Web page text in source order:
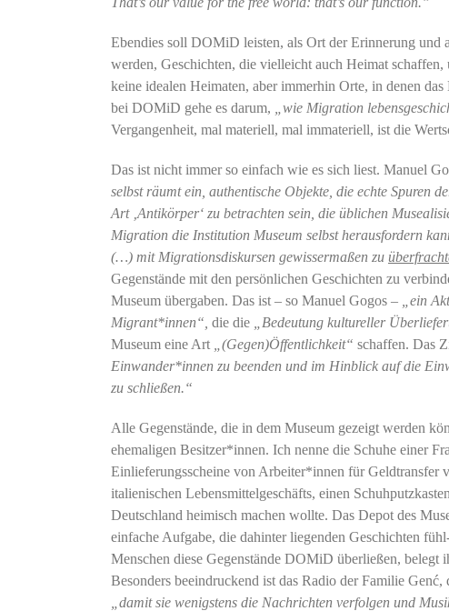
Ebendies soll DOMiD leisten, als Ort der Erinnerung und
werden, Geschichten, die vielleicht auch Heimat
keine idealen Heimaten, aber immerhin Orte, in denen
bei DOMiD gehe es darum, „wie Migration
Vergangenheit, mal materiell, mal immateriell, ist die
Das ist nicht immer so einfach wie es sich liest. Manuel
selbst räumt ein, authentische Objekte, die echte Spuren
Art ‚Antikörper‘ zu betrachten sein, die üblichen
Migration die Institution Museum selbst herausfordern
(…) mit Migrationsdiskursen gewissermaßen zu
Gegenstände mit den persönlichen Geschichten zu
Museum übergaben. Das ist – so Manuel Gogos – „ein
Migrant*innen“, die die „Bedeutung kultureller
Museum eine Art „(Gegen)Öffentlichkeit“ schaffen. Das
Einwander*innen zu beenden und im Hinblick auf die
zu schließen.“
Alle Gegenstände, die in dem Museum gezeigt werden
ehemaligen Besitzer*innen. Ich nenne die Schuhe einer
Einlieferungsscheine von Arbeiter*innen für Geldtransfer
italienischen Lebensmittelgeschäfts, einen
Deutschland heimisch machen wollte. Das Depot des
einfache Aufgabe, die dahinter liegenden Geschichten
Menschen diese Gegenstände DOMiD überließen, belegt
Besonders beeindruckend ist das Radio der Familie
„damit sie wenigstens die Nachrichten verfolgen und